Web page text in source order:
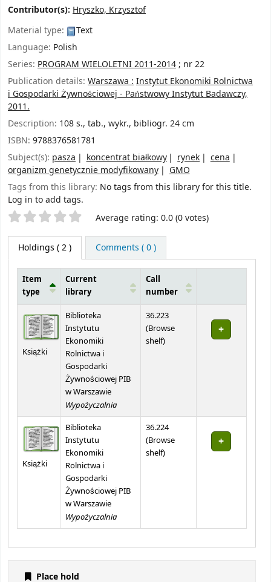
Contributor(s): Hryszko, Krzysztof
Material type:
Text
Language: Polish
Series: PROGRAM WIELOLETNI 2011-2014; nr 22
Publication details: Warszawa :Instytut Ekonomiki Rolnictwa
i Gospodarki Żywnościowej - Państwowy Instytut Badawczy,
2011.
Description: 108 s., tab., wykr., bibliogr. 24 cm
ISBN: 9788376581781
Subject(s): pasza koncentrat białkowy rynek
cena
organizm genetycznie modyfikowany
GMO
Tags from this library: No tags from this library for this title.
Log in to add tags.
Star ratings Average rating: 0.0 (0 votes)
Holdings ( 2 ) Comments ( 0 )
Item
type
Current
library
Call
number
Książki
Biblioteka
Instytutu
Ekonomiki
Rolnictwa i
Gospodarki
Żywnościowej PIB
w Warszawie
Wypożyczalnia
36.223
(Browse
shelf(Opens below)
)
Książki
Biblioteka
Instytutu
Ekonomiki
Rolnictwa i
Gospodarki
Żywnościowej PIB
w Warszawie
Wypożyczalnia
36.224
(Browse
shelf(Opens below)
)
Place hold